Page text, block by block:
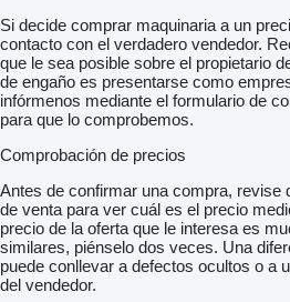
Odo-pass
Asistent jazdných pruhovElektrická
Kontrola zjazdu zo svahu (HDC)
Vnútorné spätné zrkadlo -
Možný leasing
Možný úver
Range Rover Evoque – Elegantné
Predám štýlový a spoľahlivý Range
všetkých kolies a automatickou
bohatú výbavu – kožený interiér
elektrické a pamäťové sedadlá
vyhrievanie
panoramatickú strechu
navigáciu a cúvaciu kameru.
klimatizácia
Si decide comprar maquinaria a un
contacto con el verdadero vendedor.
que le sea posible sobre el propietario
de engaño es presentarse como
infórmenos mediante el formulario de
para que lo comprobemos.
Comprobación de precios
Antes de confirmar una compra, revise
de venta para ver cuál es el precio
precio de la oferta que le interesa es
similares, piénselo dos veces. Una
puede conllevar a defectos ocultos o a
del vendedor.